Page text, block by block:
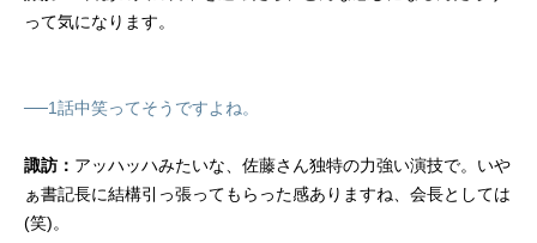
って気になります。
──1話中笑ってそうですよね。
諏訪： アッハッハみたいな、佐藤さん独特の力強い演技で。いや
ぁ書記長に結構引っ張ってもらった感ありますね、会長としては
(笑)。